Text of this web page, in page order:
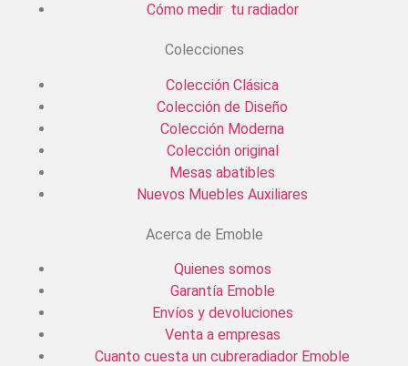
Cómo medir tu radiador
Colecciones
Colección Clásica
Colección de Diseño
Colección Moderna
Colección original
Mesas abatibles
Nuevos Muebles Auxiliares
Acerca de Emoble
Quienes somos
Garantía Emoble
Envíos y devoluciones
Venta a empresas
Cuanto cuesta un cubreradiador Emoble